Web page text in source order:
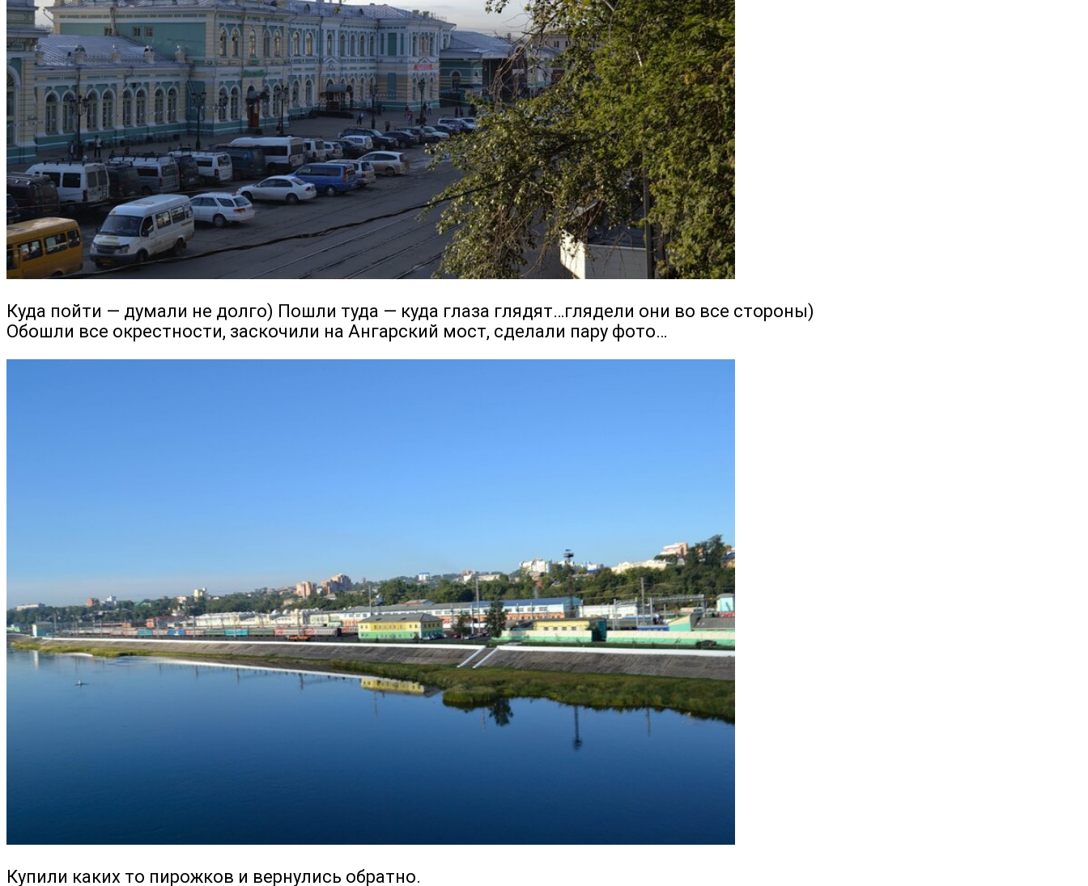
Куда пойти — думали не долго) Пошли туда — куда глаза глядят…глядели они во все стороны)
Обошли все окрестности, заскочили на Ангарский мост, сделали пару фото…
Купили каких то пирожков и вернулись обратно.